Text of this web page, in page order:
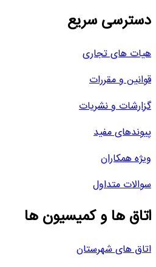
دسترسی سریع
هیات های تجاری
قوانین و مقررات
گزارشات و نشریات
پیوندهای مفید
ویژه همکاران
سوالات متداول
اتاق ها و کمیسیون ها
اتاق های شهرستان